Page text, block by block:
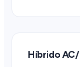
Híbrido